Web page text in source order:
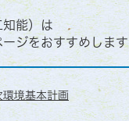
能）は
ージをおすすめします
境基本計画